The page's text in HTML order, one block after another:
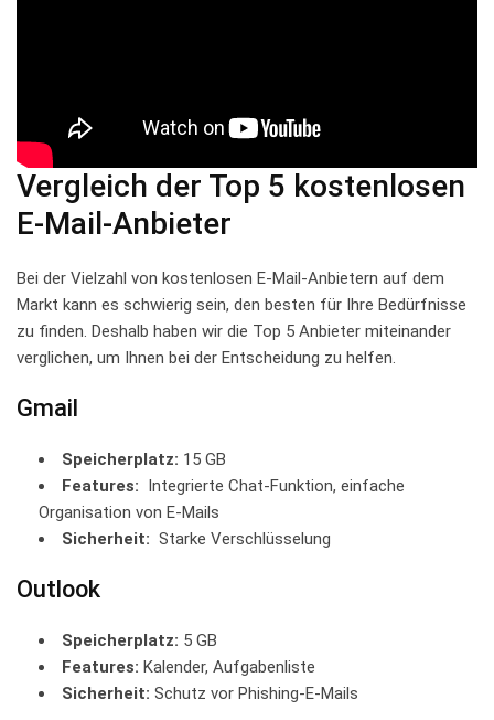
Vergleich der Top‍ 5⁣ kostenlosen
⁣E-Mail-Anbieter
Bei der Vielzahl von ​kostenlosen⁣ E-Mail-Anbietern ⁤auf dem
Markt ⁣kann⁣ es ‍schwierig sein, ​den besten für Ihre Bedürfnisse
zu finden. Deshalb haben ⁢wir die ⁤Top‍ 5 Anbieter ⁤miteinander‌
verglichen, ‍um Ihnen bei der Entscheidung‍ zu helfen.
Gmail
Speicherplatz: 15 GB
Features: ⁢ Integrierte⁢ Chat-Funktion, einfache
Organisation von E-Mails
Sicherheit: ‌ Starke Verschlüsselung
Outlook
Speicherplatz: ​5 GB
Features: Kalender, Aufgabenliste
Sicherheit: ⁣Schutz ⁣vor Phishing-E-Mails